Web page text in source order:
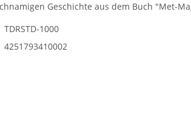
Geschichte aus dem Buch "Met-
TDRSTD-1000
4251793410002